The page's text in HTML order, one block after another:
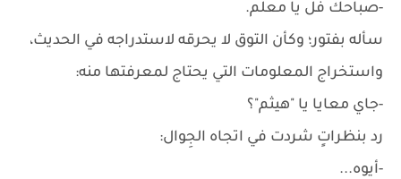
-صباحك فل يا معلم.
سأله بفتور؛ وكأن التوق لا يحرقه لاستدراجه في الحديث،
واستخراج المعلومات التي يحتاج لمعرفتها منه:
-جاي معايا يا "هيثم"؟
رد بنظراتٍ شردت في اتجاه الجِوال:
-أيوه...